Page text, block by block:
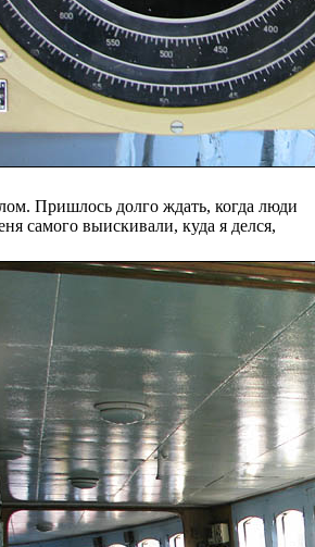
Пришлось долго ждать, когда люди
самого выискивали, куда я делся,